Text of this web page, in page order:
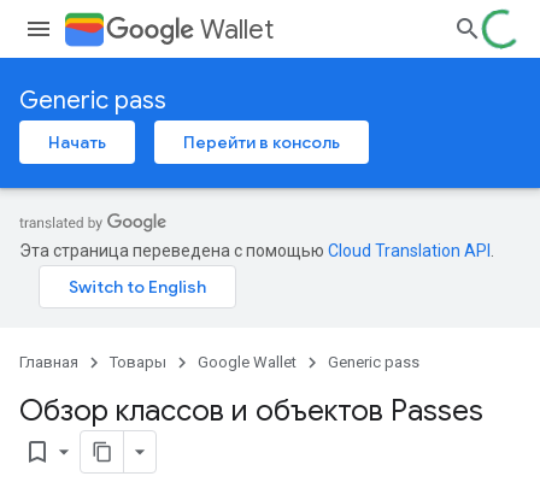
Wallet
Generic pass
Начать Перейти в консоль
Эта страница переведена с помощью Cloud Translation API
Главная Товары Google Wallet Generic pass
Обзор классов и объектов Passes
bookmark_border